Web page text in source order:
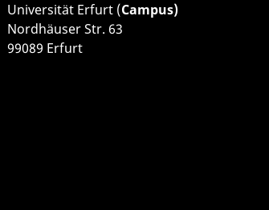
Universität Erfurt (Campus)
Nordhäuser Str. 63
99089 Erfurt